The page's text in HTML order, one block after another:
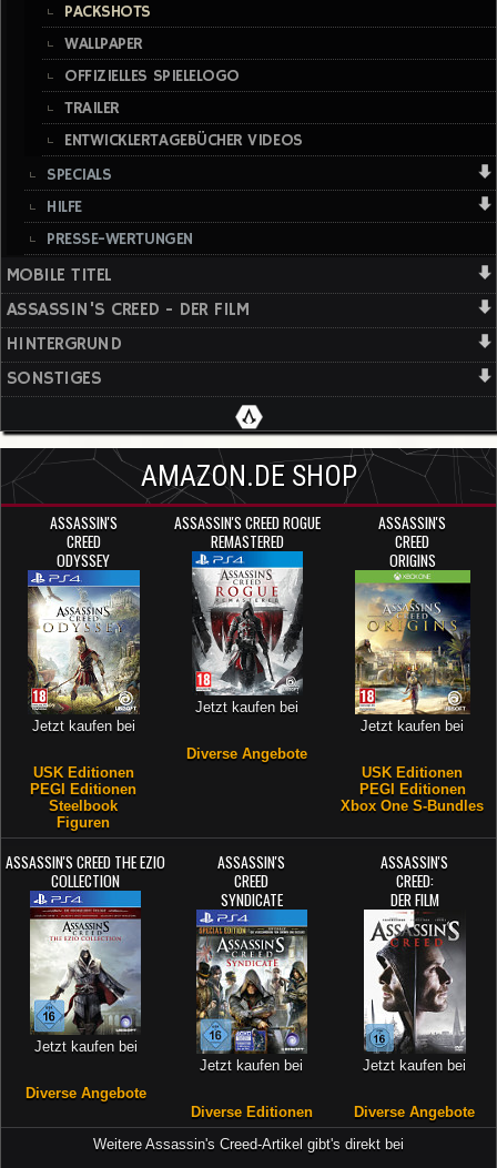
PACKSHOTS
WALLPAPER
OFFIZIELLES SPIELELOGO
TRAILER
ENTWICKLERTAGEBÜCHER VIDEOS
SPECIALS
HILFE
PRESSE-WERTUNGEN
MOBILE TITEL
ASSASSIN'S CREED - DER FILM
HINTERGRUND
SONSTIGES
AMAZON.DE SHOP
ASSASSIN'S
CREED
ODYSSEY
Jetzt kaufen bei
USK Editionen
PEGI Editionen
Steelbook
Figuren
ASSASSIN'S CREED ROGUE
REMASTERED
Jetzt kaufen bei
Diverse Angebote
ASSASSIN'S
CREED
ORIGINS
Jetzt kaufen bei
USK Editionen
PEGI Editionen
Xbox One S-Bundles
ASSASSIN'S CREED THE EZIO
COLLECTION
Jetzt kaufen bei
Diverse Angebote
ASSASSIN'S
CREED
SYNDICATE
Jetzt kaufen bei
Diverse Editionen
ASSASSIN'S
CREED:
DER FILM
Jetzt kaufen bei
Diverse Angebote
Weitere Assassin's Creed-Artikel gibt's direkt bei